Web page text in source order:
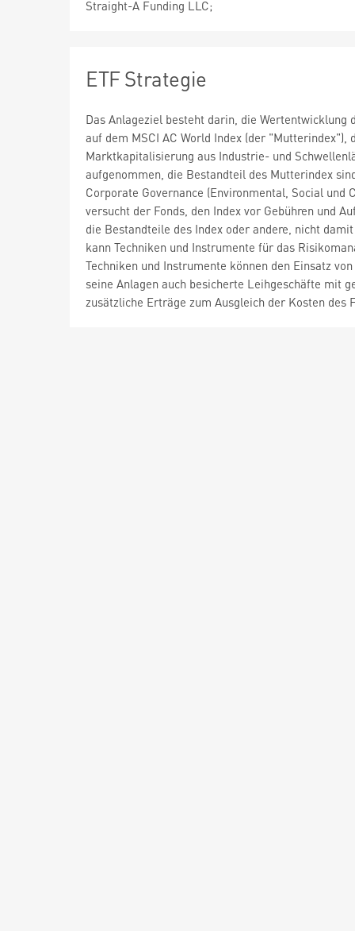
Straight-A Funding LLC;
ETF Strategie
Das Anlageziel besteht darin, die Wertentwicklung
auf dem MSCI AC World Index (der
Marktkapitalisierung aus Industrie- und
aufgenommen, die Bestandteil des Mutterindex
Corporate Governance (Environmental, Social und
versucht der Fonds, den Index vor Gebühren und
die Bestandteile des Index oder andere, nicht
kann Techniken und Instrumente für das
Techniken und Instrumente können den Einsatz
seine Anlagen auch besicherte Leihgeschäfte mit
zusätzliche Erträge zum Ausgleich der Kosten des